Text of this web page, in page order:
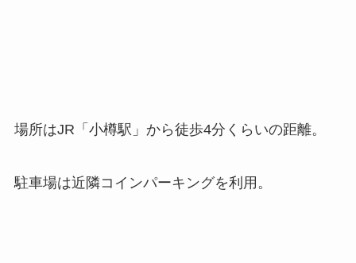
場所はJR「小樽駅」から徒歩4分くらいの距離。
駐車場は近隣コインパーキングを利用。